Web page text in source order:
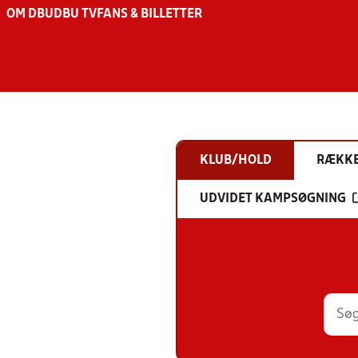
OM DBU DBU TV FANS & BILLETTER
KLUB/HOLD
UDVIDET KAMPSØGNING